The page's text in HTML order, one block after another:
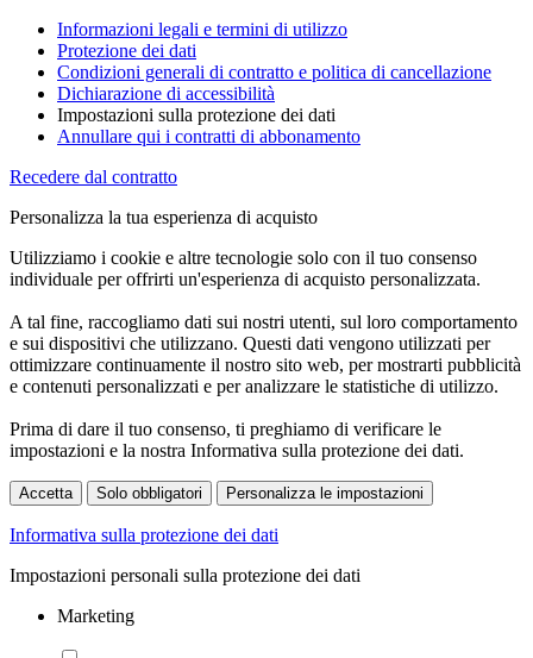
Informazioni legali e termini di utilizzo
Protezione dei dati
Condizioni generali di contratto e politica di cancellazione
Dichiarazione di accessibilità
Impostazioni sulla protezione dei dati
Annullare qui i contratti di abbonamento
Recedere dal contratto
Personalizza la tua esperienza di acquisto
Utilizziamo i cookie e altre tecnologie solo con il tuo consenso
individuale per offrirti un'esperienza di acquisto personalizzata.
A tal fine, raccogliamo dati sui nostri utenti, sul loro comportamento
e sui dispositivi che utilizzano. Questi dati vengono utilizzati per
ottimizzare continuamente il nostro sito web, per mostrarti pubblicità
e contenuti personalizzati e per analizzare le statistiche di utilizzo.
Prima di dare il tuo consenso, ti preghiamo di verificare le
impostazioni e la nostra Informativa sulla protezione dei dati.
Accetta Solo obbligatori Personalizza le impostazioni
Informativa sulla protezione dei dati
Impostazioni personali sulla protezione dei dati
Marketing